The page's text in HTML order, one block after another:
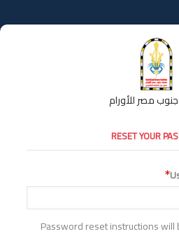
مصر للأورام
RESET YOUR
Password reset instructions